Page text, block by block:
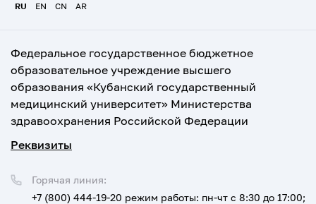
RU EN CN AR
Федеральное государственное бюджетное
образовательное учреждение высшего
образования «Кубанский государственный
медицинский университет» Министерства
здравоохранения Российской Федерации
Реквизиты
Горячая линия:
+7 (800) 444-19-20 режим работы: пн-чт с 8:30 до 17:00;